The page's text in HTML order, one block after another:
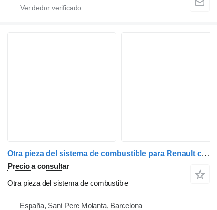
Otra pieza del sistema de combustible para Renault camión
Precio a consultar
Otra pieza del sistema de combustible
España, Sant Pere Molanta, Barcelona